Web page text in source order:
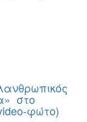
στο
φώτο)